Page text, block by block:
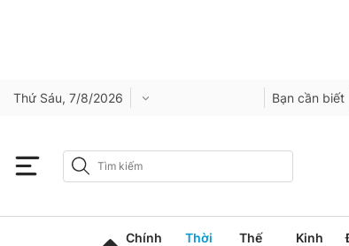
Thứ Sáu, 7/8/2026 Bạn cần biết
Chính
Thời
Thế
Kinh